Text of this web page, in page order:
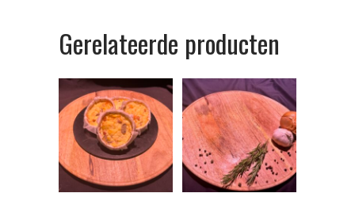
Gerelateerde producten